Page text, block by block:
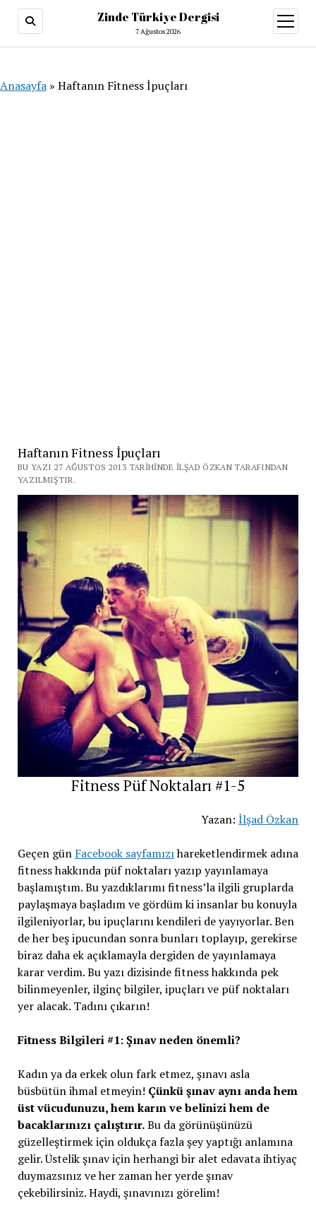
Zinde Türkiye Dergisi
7 Ağustos 2026
aç
Anasayfa » Haftanın Fitness İpuçları
Haftanın Fitness İpuçları
BU YAZI 27 AĞUSTOS 2013 TARIHINDE İLŞAD ÖZKAN TARAFINDAN
YAZILMIŞTIR.
Fitness Püf Noktaları #1-5
Yazan:İlşad Özkan
Geçen gün Facebook sayfamızıhareketlendirmek adına
fitness hakkında püf noktaları yazıp yayınlamaya
başlamıştım. Bu yazdıklarımı fitness’la ilgili gruplarda
paylaşmaya başladım ve gördüm ki insanlar bu konuyla
ilgileniyorlar, bu ipuçlarını kendileri de yayıyorlar. Ben
de her beş ipucundan sonra bunları toplayıp, gerekirse
biraz daha ek açıklamayla dergiden de yayınlamaya
karar verdim. Bu yazı dizisinde fitness hakkında pek
bilinmeyenler, ilginç bilgiler, ipuçları ve püf noktaları
yer alacak. Tadını çıkarın!
Fitness Bilgileri #1: Şınav neden önemli?
Kadın ya da erkek olun fark etmez, şınavı asla
büsbütün ihmal etmeyin! Çünkü şınav aynı anda hem
üst vücudunuzu, hem karın ve belinizi hem de
bacaklarınızı çalıştırır.Bu da görünüşünüzü
güzelleştirmek için oldukça fazla şey yaptığı anlamına
gelir. Üstelik şınav için herhangi bir alet edavata ihtiyaç
duymazsınız ve her zaman her yerde şınav
çekebilirsiniz. Haydi, şınavınızı görelim!